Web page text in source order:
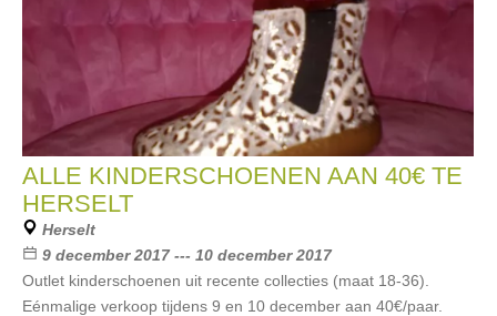
ALLE KINDERSCHOENEN AAN 40€ TE
HERSELT
Herselt
9 december 2017 --- 10 december 2017
Outlet kinderschoenen uit recente collecties (maat 18-36).
Eénmalige verkoop tijdens 9 en 10 december aan 40€/paar.